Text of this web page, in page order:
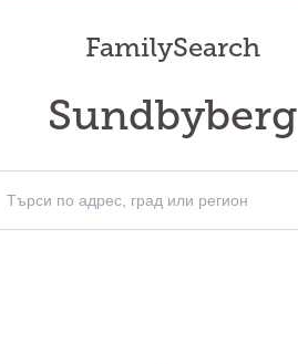
FamilySearch
Sundbyberg